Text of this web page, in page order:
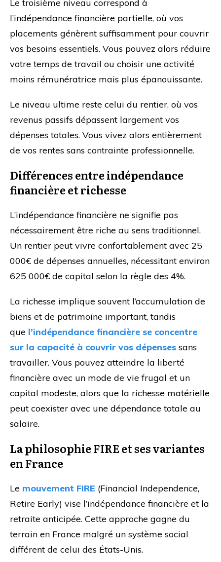
Le troisième niveau correspond à
l’indépendance financière partielle, où vos
placements génèrent suffisamment pour couvrir
vos besoins essentiels. Vous pouvez alors réduire
votre temps de travail ou choisir une activité
moins rémunératrice mais plus épanouissante.
Le niveau ultime reste celui du rentier, où vos
revenus passifs dépassent largement vos
dépenses totales. Vous vivez alors entièrement
de vos rentes sans contrainte professionnelle.
Différences entre indépendance
financière et richesse
L’indépendance financière ne signifie pas
nécessairement être riche au sens traditionnel.
Un rentier peut vivre confortablement avec 25
000€ de dépenses annuelles, nécessitant environ
625 000€ de capital selon la règle des 4%.
La richesse implique souvent l’accumulation de
biens et de patrimoine important, tandis
que l’indépendance financière se concentre
sur la capacité à couvrir vos dépenses sans
travailler. Vous pouvez atteindre la liberté
financière avec un mode de vie frugal et un
capital modeste, alors que la richesse matérielle
peut coexister avec une dépendance totale au
salaire.
La philosophie FIRE et ses variantes
en France
Le mouvement FIRE (Financial Independence,
Retire Early) vise l’indépendance financière et la
retraite anticipée. Cette approche gagne du
terrain en France malgré un système social
différent de celui des États-Unis.